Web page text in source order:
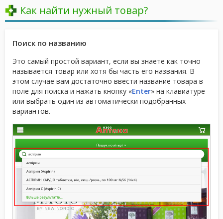
Как найти нужный товар?
Поиск по названию
Это самый простой вариант, если вы знаете как точно
называется товар или хотя бы часть его названия. В
этом случае вам достаточно ввести название товара в
поле для поиска и нажать кнопку «Enter» на клавиатуре
или выбрать один из автоматически подобранных
вариантов.